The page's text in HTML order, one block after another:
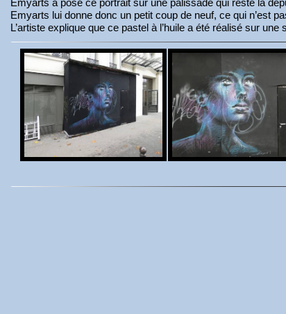
Emyarts a posé ce portrait sur une palissade qui reste là
Emyarts lui donne donc un petit coup de neuf, ce qui n’est
L’artiste explique que ce pastel à l’huile a été réalisé sur